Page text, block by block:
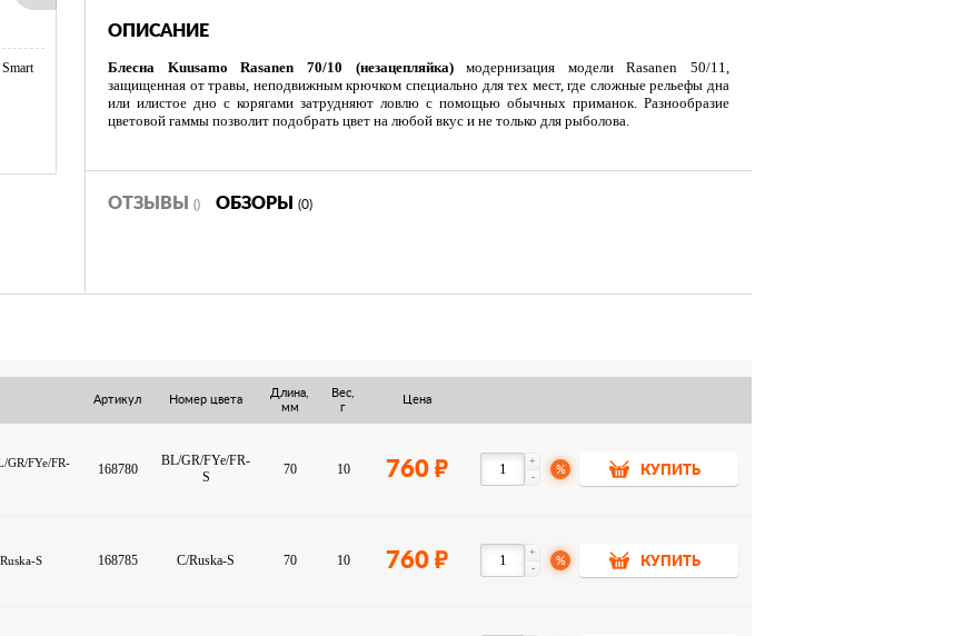
ОПИСАНИЕ
Блесна Kuusamo Rasanen 70/10 (незацепляйка)модернизация модели Rasanen 50/11,
защищенная от травы, неподвижным крючком специально для тех мест, где сложные рельефы дна
или илистое дно с корягами затрудняют ловлю с помощью обычных приманок. Разнообразие
цветовой гаммы позволит подобрать цвет на любой вкус и не только для рыболова.
ОТЗЫВЫ () ОБЗОРЫ (0)
Эхолот CRAFT Echo 650
Duo (Orange ...
Тент LAKER с каркасом для
...
Тент LAKER с каркасом для
...
Тент LAKER с каркасом для
...
Артикул Номер цвета
Длина,
мм
Вес,
г
Цена
GR/FYe/FR-
168780
BL/GR/FYe/FR-
S
70 10 760 -
+
% КУПИТЬ
S 168785 C/Ruska-S 70 10 760 -
+
% КУПИТЬ